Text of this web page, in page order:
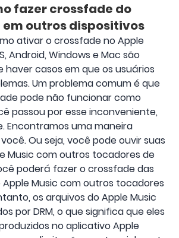
fazer crossfade do
em outros dispositivos
ativar o crossfade no Apple
Android, Windows e Mac são
haver casos em que os usuários
Um problema comum é que
pode não funcionar como
passou por esse inconveniente,
Encontramos uma maneira
Ou seja, você pode ouvir suas
Music com outros tocadores de
poderá fazer o crossfade das
Apple Music com outros tocadores
os arquivos do Apple Music
por DRM, o que significa que eles
no aplicativo Apple